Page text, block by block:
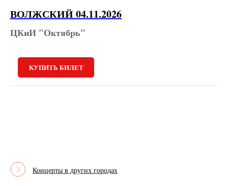
ВОЛЖСКИЙ 04.11.2026
ЦКиИ "Октябрь"
КУПИТЬ БИЛЕТ
Концерты в других городах